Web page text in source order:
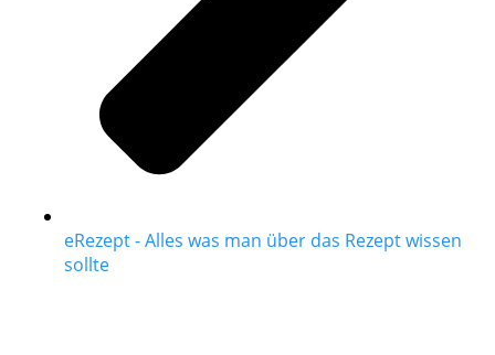
eRezept - Alles was man über das Rezept wissen
sollte